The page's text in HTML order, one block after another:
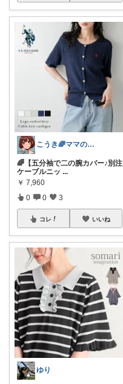
こうき🌈ママの着痩せ服&快適な暮らし
🌈【五分袖で二の腕カバー♪別注
ケーブルニッ ...
￥ 7,960
0 0 3
コレ いいね
ゆり